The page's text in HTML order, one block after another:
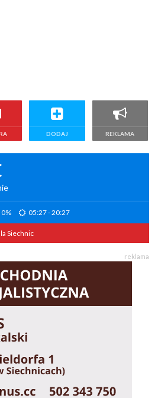
DODAJ REKLAMA
0% 05:27 - 20:27
Siechnic
reklama